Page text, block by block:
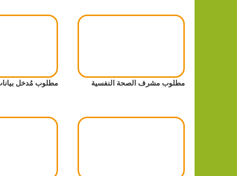
مطلوب مشرف الصحة النفسية مطلوب مُدخل